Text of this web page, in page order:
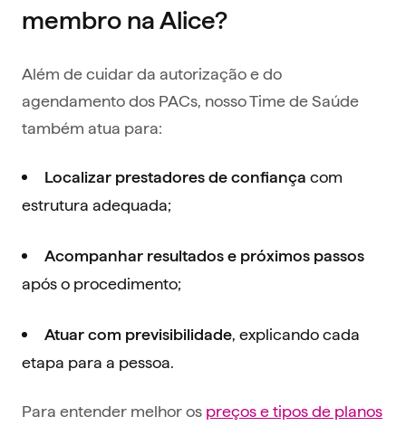
membro na Alice?
Além de cuidar da autorização e do
agendamento dos PACs, nosso Time de Saúde
também atua para:
Localizar prestadores de confiança com
estrutura adequada;
Acompanhar resultados e próximos passos
após o procedimento;
Atuar com previsibilidade, explicando cada
etapa para a pessoa.
Para entender melhor os preços e tipos de planos